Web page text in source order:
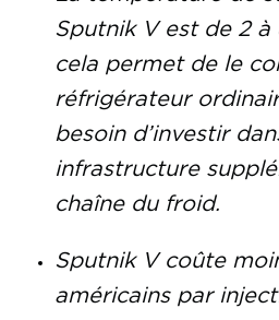
Sputnik V est de 2 à
cela permet de le
réfrigérateur
besoin d’investir
infrastructure
chaîne du froid.
Sputnik V coûte
américains par